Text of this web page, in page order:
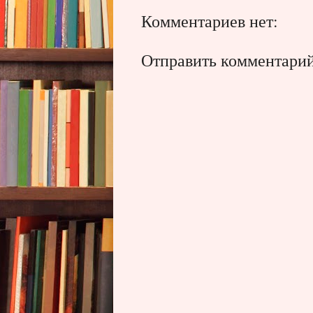
Комментариев нет:
Отправить